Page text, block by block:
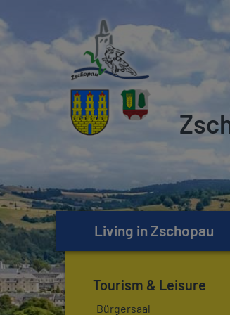
Living in Zschopau
Tourism & Leisure
Bürgersaal